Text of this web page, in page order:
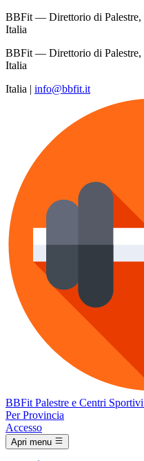
BBFit — Direttorio di Palestre,
Italia
BBFit — Direttorio di Palestre,
Italia
Italia | info@bbfit.it
BBFit Palestre e Centri
Per Provincia
Accesso
Apri menu